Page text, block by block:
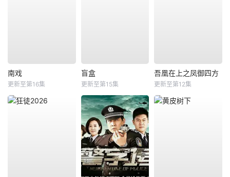
南戏
更新至第16集
盲盒
更新至第15集
吾凰在上之凤御四方
更新至第12集